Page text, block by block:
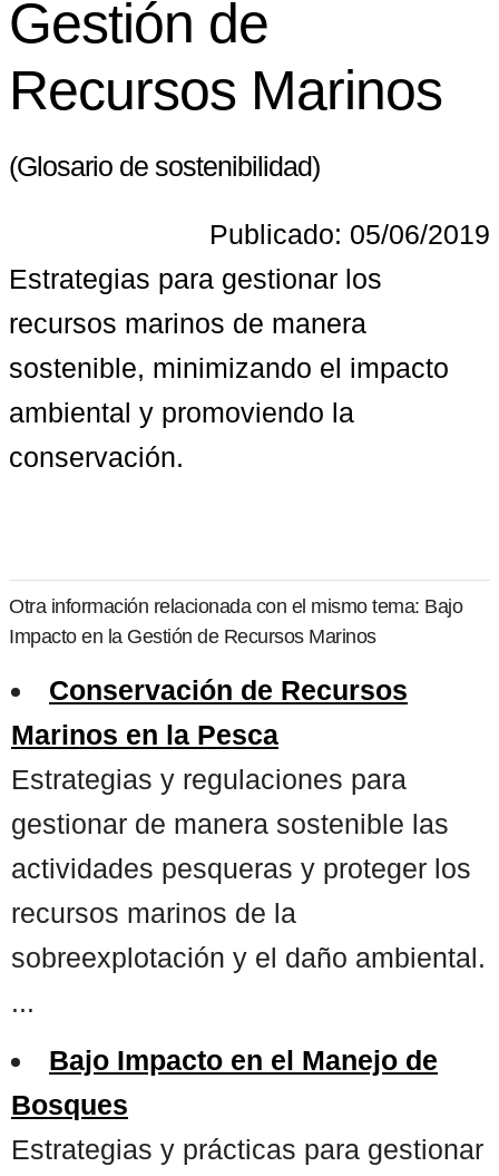
Gestión de
Recursos Marinos
(Glosario de sostenibilidad)
Publicado: 05/06/2019
Estrategias para gestionar los
recursos marinos de manera
sostenible, minimizando el impacto
ambiental y promoviendo la
conservación.
Otra información relacionada con el mismo tema: Bajo
Impacto en la Gestión de Recursos Marinos
Conservación de Recursos
Marinos en la Pesca
Estrategias y regulaciones para
gestionar de manera sostenible las
actividades pesqueras y proteger los
recursos marinos de la
sobreexplotación y el daño ambiental.
...
Bajo Impacto en el Manejo de
Bosques
Estrategias y prácticas para gestionar